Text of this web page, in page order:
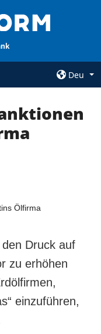
Deu
zur
personenbezogener
Druck auf
zu erhöhen
einzuführen,